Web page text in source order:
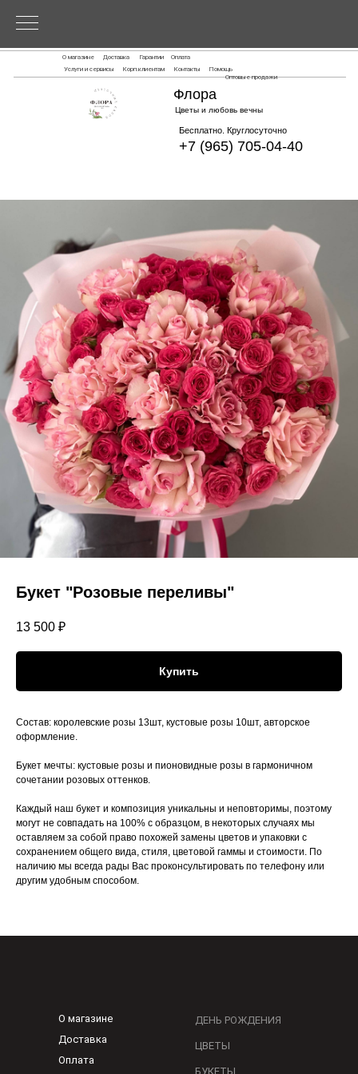
О магазине Доставка Оплата
Гарантии
Корп.клиентам
Услуги и сервисы Контакты
Помощь
Оптовые продажи
Флора
Цветы и любовь вечны
Бесплатно. Круглосуточно
+7 (965) 705-04-40
Букет "Розовые переливы"
13 500 ₽
Купить
Состав: королевские розы 13шт, кустовые розы 10шт, авторское
оформление.
Букет мечты: кустовые розы и пионовидные розы в гармоничном
сочетании розовых оттенков.
Каждый наш букет и композиция уникальны и неповторимы, поэтому
могут не совпадать на 100% с образцом, в некоторых случаях мы
оставляем за собой право похожей замены цветов и упаковки с
сохранением общего вида, стиля, цветовой гаммы и стоимости. По
наличию мы всегда рады Вас проконсультировать по телефону или
другим удобным способом.
О магазине
Оплата
Доставка
ДЕНЬ РОЖДЕНИЯ
ЦВЕТЫ
БУКЕТЫ